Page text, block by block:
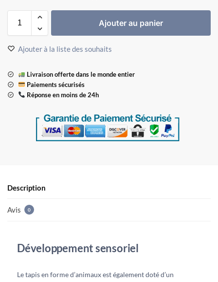
Ajouter au panier
Ajouter à la liste des souhaits
Livraison offerte dans le monde entier
Paiements sécurisés
Réponse en moins de 24h
Description
Avis 0
Développement sensoriel
Le tapis en forme d’animaux est également doté d’un